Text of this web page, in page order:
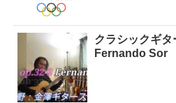
クラシックギタ
Fernando Sor